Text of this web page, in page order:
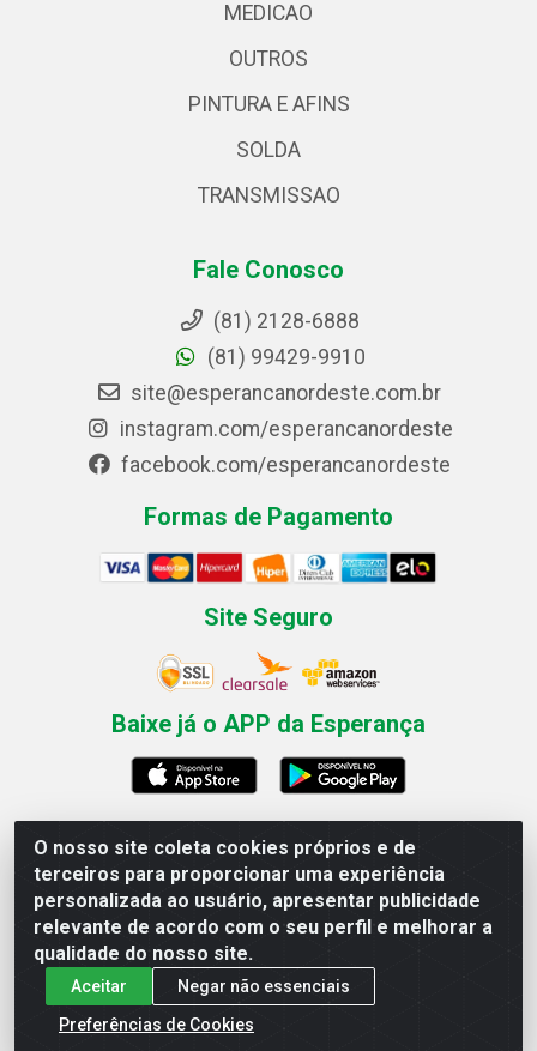
O nosso site coleta cookies próprios e de
terceiros para proporcionar uma experiência
personalizada ao usuário, apresentar publicidade
relevante de acordo com o seu perfil e melhorar a
qualidade do nosso site.
Aceitar
Negar não essenciais
Preferências de Cookies
MEDICAO
OUTROS
PINTURA E AFINS
SOLDA
TRANSMISSAO
Fale Conosco
(81) 2128-6888
(81) 99429-9910
site@esperancanordeste.com.br
instagram.com/esperancanordeste
facebook.com/esperancanordeste
Formas de Pagamento
Site Seguro
Baixe já o APP da Esperança
Esperança Nordeste - Rua Professor Caldas Filho, 291 -
Estância - Recife / PE CEP: 50771-335 - CNPJ
03.666.136/0001-23